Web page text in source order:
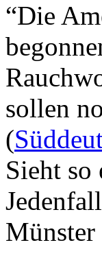
“Die
sollen
(
Sieht
Münster